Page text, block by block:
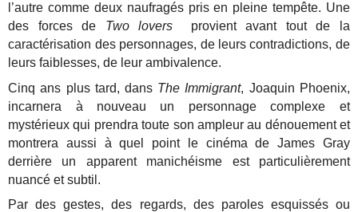
l’autre comme deux naufragés pris en pleine tempête. Une
des forces de Two lovers provient avant tout de la
caractérisation des personnages, de leurs contradictions, de
leurs faiblesses, de leur ambivalence.
Cinq ans plus tard, dans The Immigrant, Joaquin Phoenix,
incarnera à nouveau un personnage complexe et
mystérieux qui prendra toute son ampleur au dénouement et
montrera aussi à quel point le cinéma de James Gray
derrière un apparent manichéisme est particulièrement
nuancé et subtil.
Par des gestes, des regards, des paroles esquissés ou